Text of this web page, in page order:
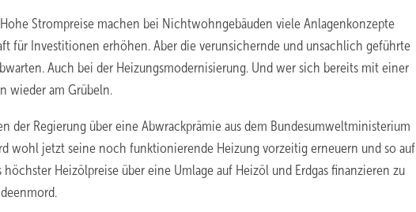
Strompreise machen bei Nichtwohngebäuden viele Anlagenkonzepte
für Investitionen erhöhen. Aber die verunsichernde und unsachlich geführte
Auch bei der Heizungsmodernisierung. Und wer sich bereits mit einer
wieder am Grübeln.
der Regierung über eine Abwrackprämie aus dem Bundesumweltministerium
wohl jetzt seine noch funktionierende Heizung vorzeitig er­neuern und so auf
Heizölpreise über eine Umlage auf Heizöl und Erdgas finanzieren zu